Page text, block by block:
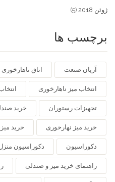
ژوئن 2018 (5)
برچسب ها
آریان صنعت اتاق ناهارخوری
انتخاب میز ناهارخوری
تجهیزات رستوران خرید
خرید میز نهارخوری خرید
دکوراسیون دکوراسیون
راهنمای خرید میز و صندلی